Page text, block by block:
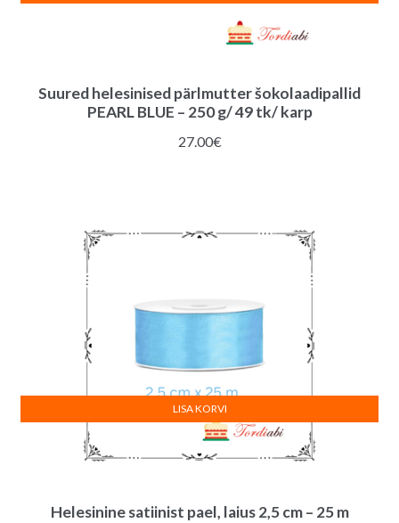
Suured helesinised pärlmutter šokolaadipallid
PEARL BLUE – 250 g/ 49 tk/ karp
27.00€
Helesinine satiinist pael, laius 2,5 cm – 25 m
LISA KORVI